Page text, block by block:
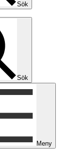
Sök
Sök
Meny